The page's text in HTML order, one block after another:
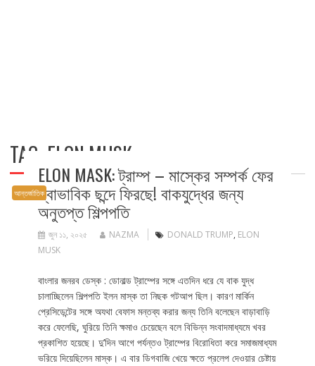
TAG: ELON MUSK
আন্তর্জাতিক
ELON MASK: ট্রাম্প – মাস্কের সম্পর্ক ফের
স্বাভাবিক ছন্দে ফিরছে! বাকযুদ্ধের জন্য
অনুতপ্ত শিল্পপতি
জুন ১১, ২০২৫ NAZMA DONALD TRUMP, ELON
MUSK
বাংলার জনরব ডেস্ক : ডোনাল্ড ট্রাম্পের সঙ্গে এতদিন ধরে যে বাক যুদ্ধ
চালাচ্ছিলেন শিল্পপতি ইলন মাস্ক তা নিছক গটআপ ছিল। কারণ মার্কিন
প্রেসিডেন্টের সঙ্গে অযথা বেফাস মন্তব্য করার জন্য তিনি বলেছেন বাড়াবাড়ি
করে ফেলেছি, ঘুরিয়ে তিনি ক্ষমাও চেয়েছেন বলে বিভিন্ন সংবাদমাধ্যমে খবর
প্রকাশিত হয়েছে। দু’দিন আগে পর্যন্তও ট্রাম্পের বিরোধিতা করে সমাজমাধ্যম
ভরিয়ে দিয়েছিলেন মাস্ক। এ বার ডিগবাজি খেয়ে ক্ষতে প্রলেপ দেওয়ার চেষ্টায়